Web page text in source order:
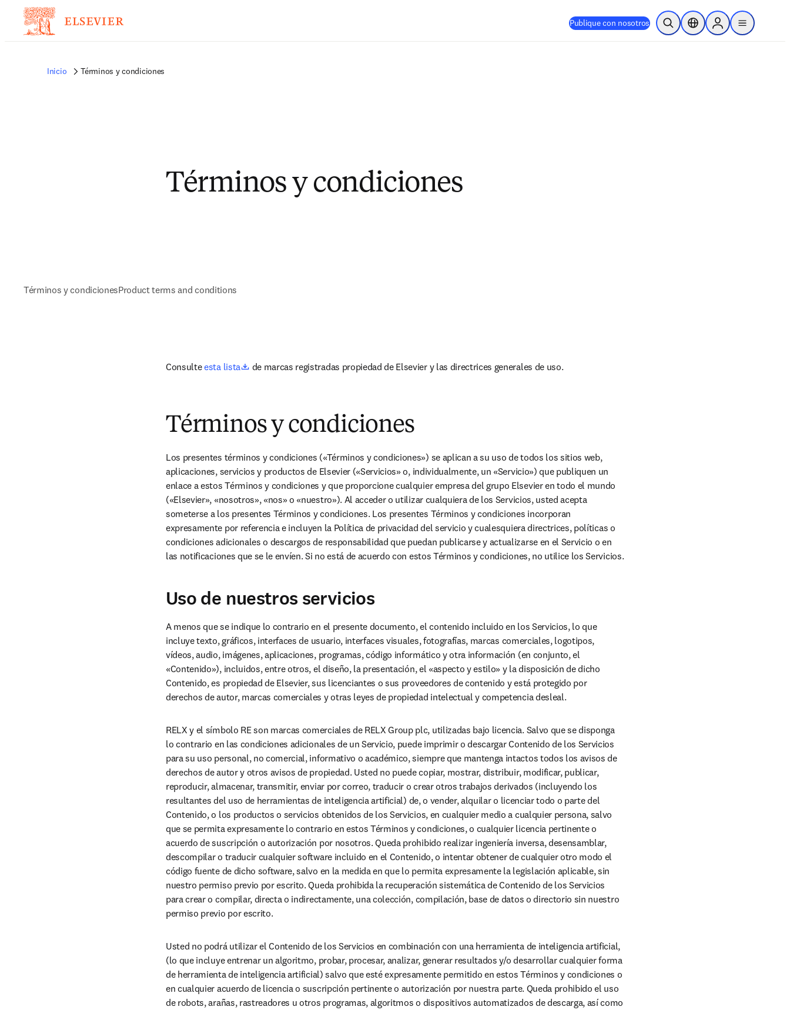
Publique con nosotros Abrir búsquedaSelector de ubicación
Sign in to products
menu
Inicio Términos y condiciones
Términos y condiciones
Términos y condicionesProduct terms and conditions
Consulte esta lista opens in new tab/window
de marcas registradas propiedad de Elsevier y las directrices generales de uso.
Términos y condiciones
Los presentes términos y condiciones («Términos y condiciones») se aplican a su uso de todos los sitios web,
aplicaciones, servicios y productos de Elsevier («Servicios» o, individualmente, un «Servicio») que publiquen un
enlace a estos Términos y condiciones y que proporcione cualquier empresa del grupo Elsevier en todo el mundo
(«Elsevier», «nosotros», «nos» o «nuestro»). Al acceder o utilizar cualquiera de los Servicios, usted acepta
someterse a los presentes Términos y condiciones. Los presentes Términos y condiciones incorporan
expresamente por referencia e incluyen la Política de privacidad del servicio y cualesquiera directrices, políticas o
condiciones adicionales o descargos de responsabilidad que puedan publicarse y actualizarse en el Servicio o en
las notificaciones que se le envíen. Si no está de acuerdo con estos Términos y condiciones, no utilice los Servicios.
Uso de nuestros servicios
A menos que se indique lo contrario en el presente documento, el contenido incluido en los Servicios, lo que
incluye texto, gráficos, interfaces de usuario, interfaces visuales, fotografías, marcas comerciales, logotipos,
vídeos, audio, imágenes, aplicaciones, programas, código informático y otra información (en conjunto, el
«Contenido»), incluidos, entre otros, el diseño, la presentación, el «aspecto y estilo» y la disposición de dicho
Contenido, es propiedad de Elsevier, sus licenciantes o sus proveedores de contenido y está protegido por
derechos de autor, marcas comerciales y otras leyes de propiedad intelectual y competencia desleal.
RELX y el símbolo RE son marcas comerciales de RELX Group plc, utilizadas bajo licencia. Salvo que se disponga
lo contrario en las condiciones adicionales de un Servicio, puede imprimir o descargar Contenido de los Servicios
para su uso personal, no comercial, informativo o académico, siempre que mantenga intactos todos los avisos de
derechos de autor y otros avisos de propiedad. Usted no puede copiar, mostrar, distribuir, modificar, publicar,
reproducir, almacenar, transmitir, enviar por correo, traducir o crear otros trabajos derivados (incluyendo los
resultantes del uso de herramientas de inteligencia artificial) de, o vender, alquilar o licenciar todo o parte del
Contenido, o los productos o servicios obtenidos de los Servicios, en cualquier medio a cualquier persona, salvo
que se permita expresamente lo contrario en estos Términos y condiciones, o cualquier licencia pertinente o
acuerdo de suscripción o autorización por nosotros. Queda prohibido realizar ingeniería inversa, desensamblar,
descompilar o traducir cualquier software incluido en el Contenido, o intentar obtener de cualquier otro modo el
código fuente de dicho software, salvo en la medida en que lo permita expresamente la legislación aplicable, sin
nuestro permiso previo por escrito. Queda prohibida la recuperación sistemática de Contenido de los Servicios
para crear o compilar, directa o indirectamente, una colección, compilación, base de datos o directorio sin nuestro
permiso previo por escrito.
Usted no podrá utilizar el Contenido de los Servicios en combinación con una herramienta de inteligencia artificial,
(lo que incluye entrenar un algoritmo, probar, procesar, analizar, generar resultados y/o desarrollar cualquier forma
de herramienta de inteligencia artificial) salvo que esté expresamente permitido en estos Términos y condiciones o
en cualquier acuerdo de licencia o suscripción pertinente o autorización por nuestra parte. Queda prohibido el uso
de robots, arañas, rastreadores u otros programas, algoritmos o dispositivos automatizados de descarga, así como